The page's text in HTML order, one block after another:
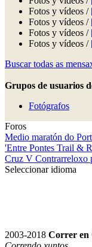
Fotos y vídeos /
Fotos y vídeos /
Fotos y vídeos /
Fotos y vídeos /
Buscar todas as
Grupos de usuarios
Fotógrafos
Foros
Medio maratón do
'Entre Pontes Trail &
Cruz V Contrarreloxo
Seleccionar idioma
2003-2018 Correr en